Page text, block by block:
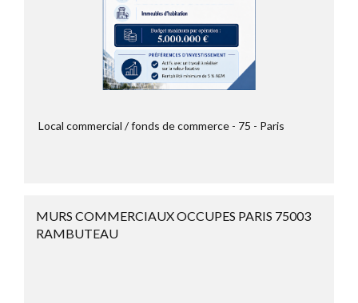
Local commercial / fonds de commerce 75 Paris
MURS COMMERCIAUX OCCUPES PARIS 75003
RAMBUTEAU